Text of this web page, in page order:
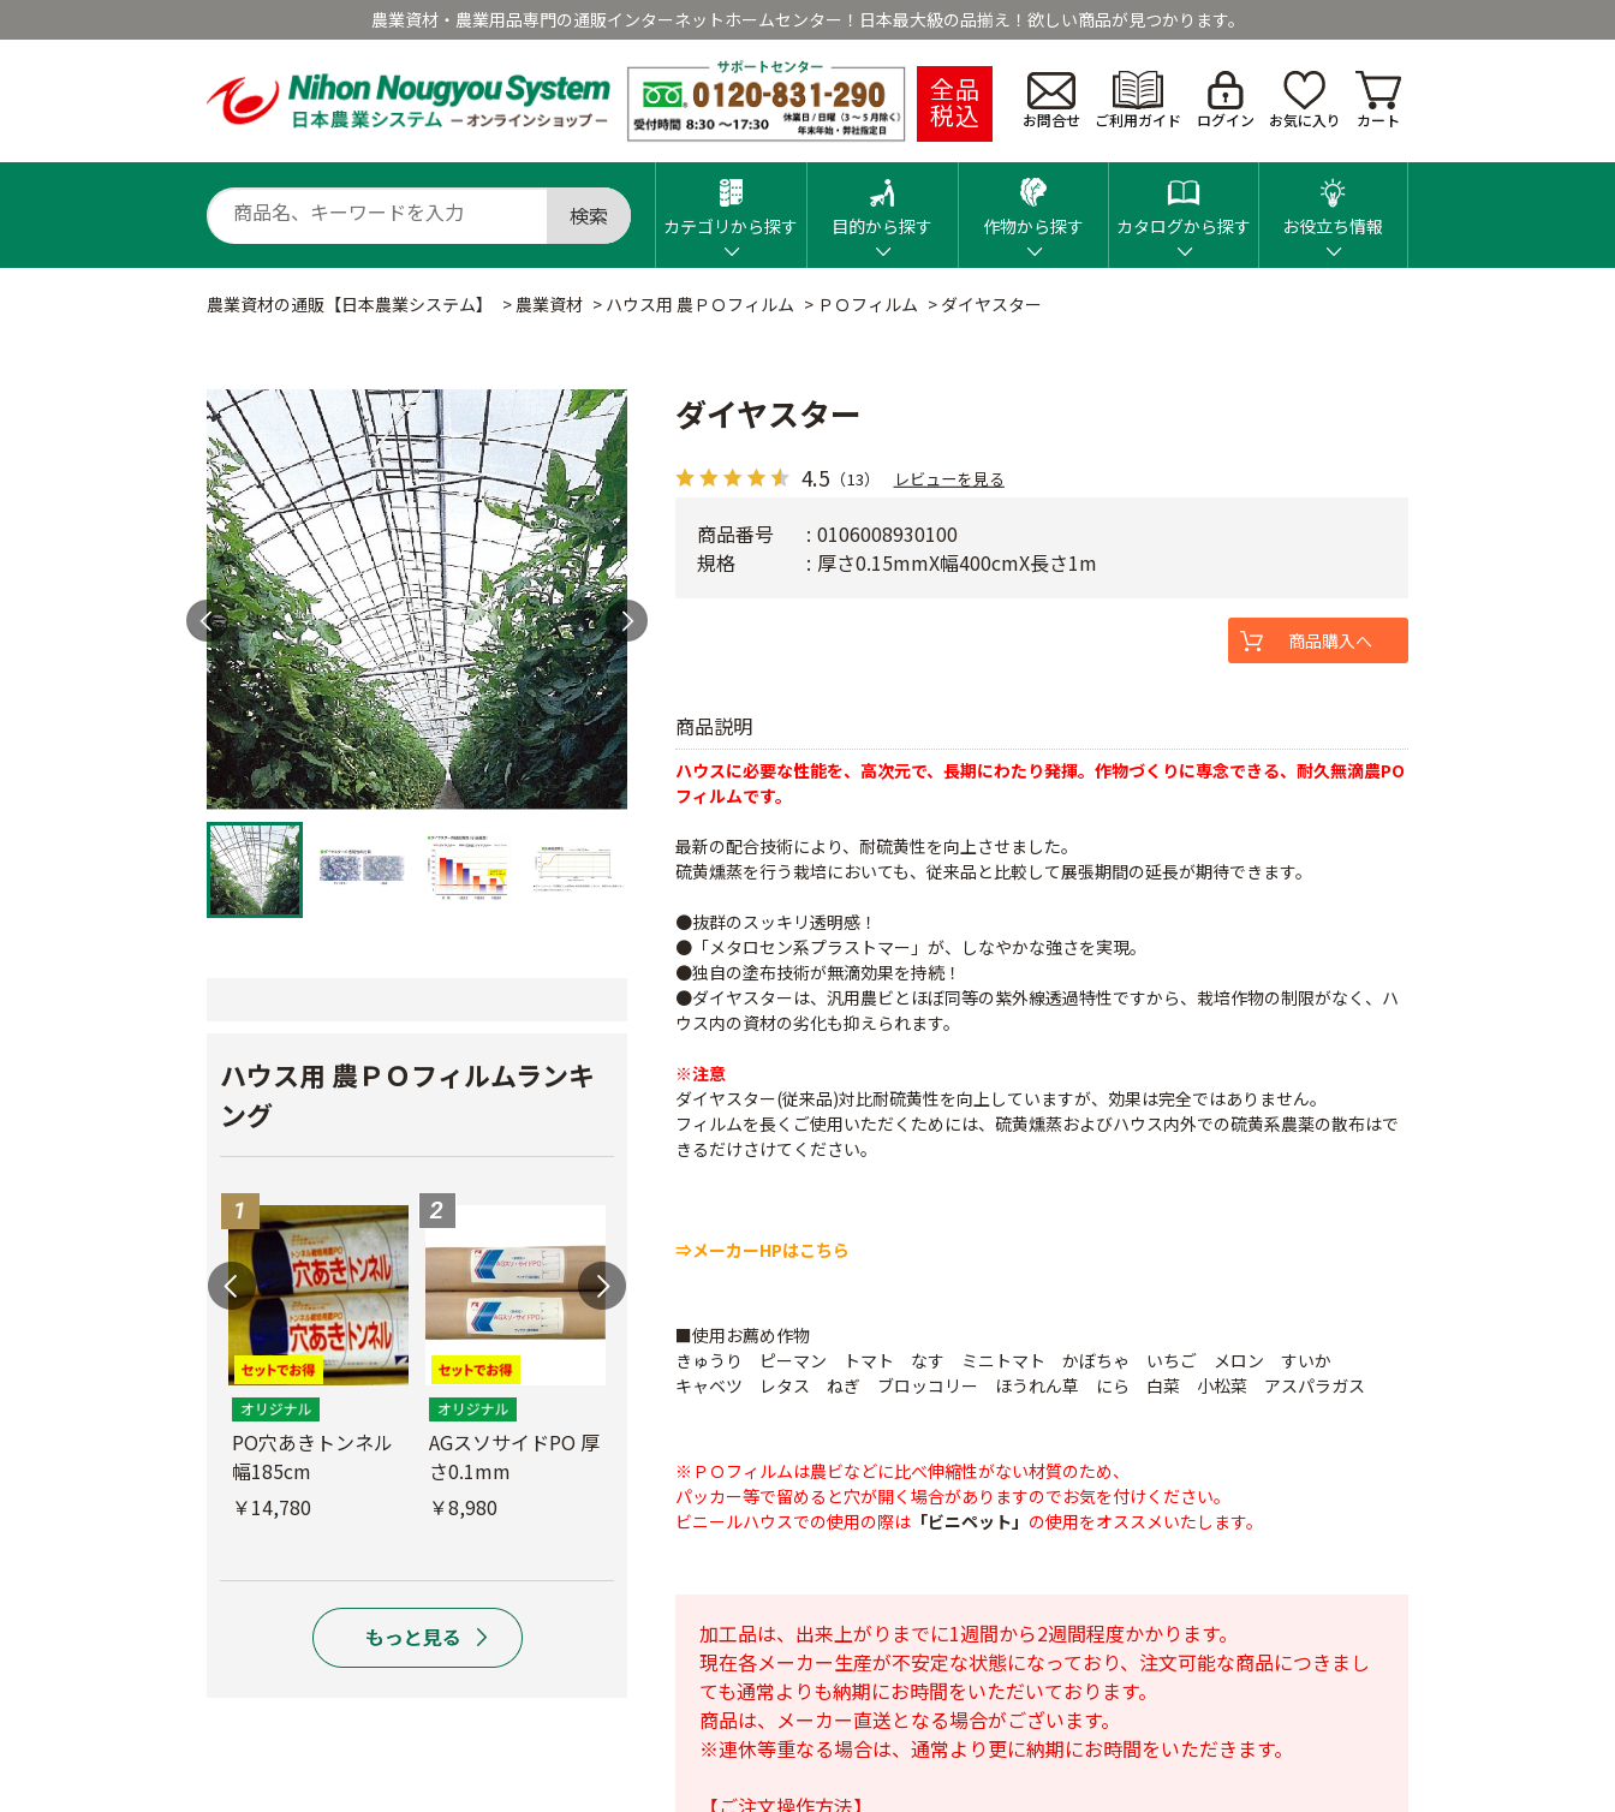
農業資材・農業用品専門の通販インターネットホームセンター！日本最大級の品揃え！欲しい商品が見つかります。
全品
税込 お問合せ ご利用ガイド ログイン お気に入り カート
検索 カテゴリから探す 目的から探す 作物から探す カタログから探す お役立ち情報
農業資材の通販【日本農業システム】 > 農業資材 > ハウス用 農ＰＯフィルム > ＰＯフィルム > ダイヤスター
ハウス用 農ＰＯフィルムランキ
ング
PO穴あきトンネル
幅185cm
￥14,780
AGスソサイドPO 厚
さ0.1mm
￥8,980
幅210cm
￥16,800
社加工）厚さ
0.1mm 幅600cm
ダイヤスター
4.5 （13） レビューを見る
商品説明
ハウスに必要な性能を、高次元で、長期にわたり発揮。作物づくりに専念できる、耐久無滴農PO
フィルムです。
最新の配合技術により、耐硫黄性を向上させました。
硫黄燻蒸を行う栽培においても、従来品と比較して展張期間の延長が期待できます。
●抜群のスッキリ透明感！
●「メタロセン系プラストマー」が、しなやかな強さを実現。
●独自の塗布技術が無滴効果を持続！
●ダイヤスターは、汎用農ビとほぼ同等の紫外線透過特性ですから、栽培作物の制限がなく、ハ
ウス内の資材の劣化も抑えられます。
※注意
ダイヤスター(従来品)対比耐硫黄性を向上していますが、効果は完全ではありません。
フィルムを長くご使用いただくためには、硫黄燻蒸およびハウス内外での硫黄系農薬の散布はで
きるだけさけてください。
⇒メーカーHPはこちら
■使用お薦め作物
きゅうり ピーマン トマト なす ミニトマト かぼちゃ いちご メロン すいか
キャベツ レタス ねぎ ブロッコリー ほうれん草 にら 白菜 小松菜 アスパラガス
※ＰＯフィルムは農ビなどに比べ伸縮性がない材質のため、
パッカー等で留めると穴が開く場合がありますのでお気を付けください。
ビニールハウスでの使用の際は 「ビニペット」 の使用をオススメいたします。
加工品は、出来上がりまでに1週間から2週間程度かかります。
現在各メーカー生産が不安定な状態になっており、注文可能な商品につきまし
ても通常よりも納期にお時間をいただいております。
商品は、メーカー直送となる場合がございます。
※連休等重なる場合は、通常より更に納期にお時間をいただきます。
【ご注文操作方法】
商品番号
0106008930100
規格
厚さ0.15mmX幅400cmX長さ1m
商品購入へ